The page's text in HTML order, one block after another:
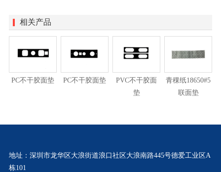
相关产品
PC不干胶面垫 PC不干胶面垫
PVC不干胶面
垫
青稞纸18650#5
联面垫
地址：深圳市龙华区大浪街道浪口社区大浪南路445号德爱工业区A
栋101